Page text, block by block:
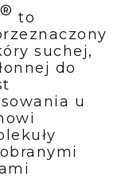
® to
suchej,
do
u